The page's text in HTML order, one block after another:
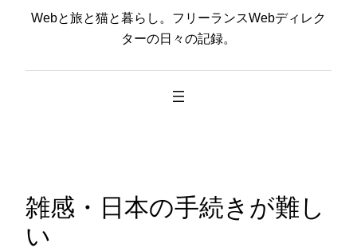
Webと旅と猫と暮らし。フリーランスWebディレク
ターの日々の記録。
雑感・日本の手続きが難し
い